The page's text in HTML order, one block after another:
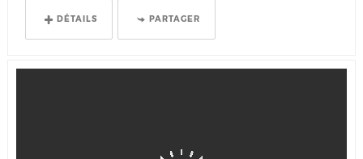
DÉTAILS PARTAGER